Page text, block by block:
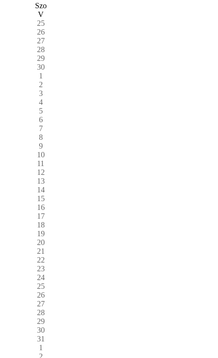
Szo
V
25
26
27
28
29
30
1
2
3
4
5
6
7
8
9
10
11
12
13
14
15
16
17
18
19
20
21
22
23
24
25
26
27
28
29
30
31
1
2